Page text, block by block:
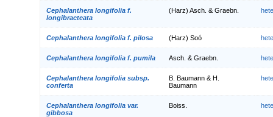
Cephalanthera longifolia f.
longibracteata
(Harz) Asch. & Graebn.
Cephalanthera longifolia f. pilosa (Harz) Soó
Cephalanthera longifolia f. pumila Asch. & Graebn.
Cephalanthera longifolia subsp.
conferta
B. Baumann & H.
Baumann
Cephalanthera longifolia var.
gibbosa
Boiss.